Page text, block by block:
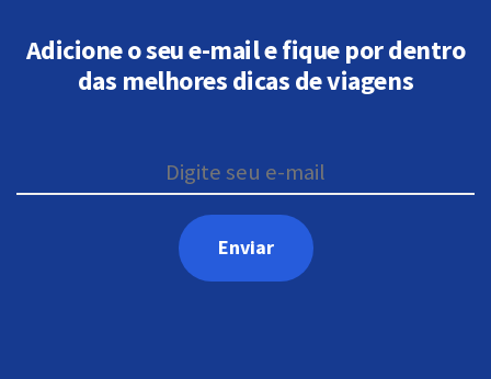
Adicione o seu e-mail e fique por dentro
das melhores dicas de viagens